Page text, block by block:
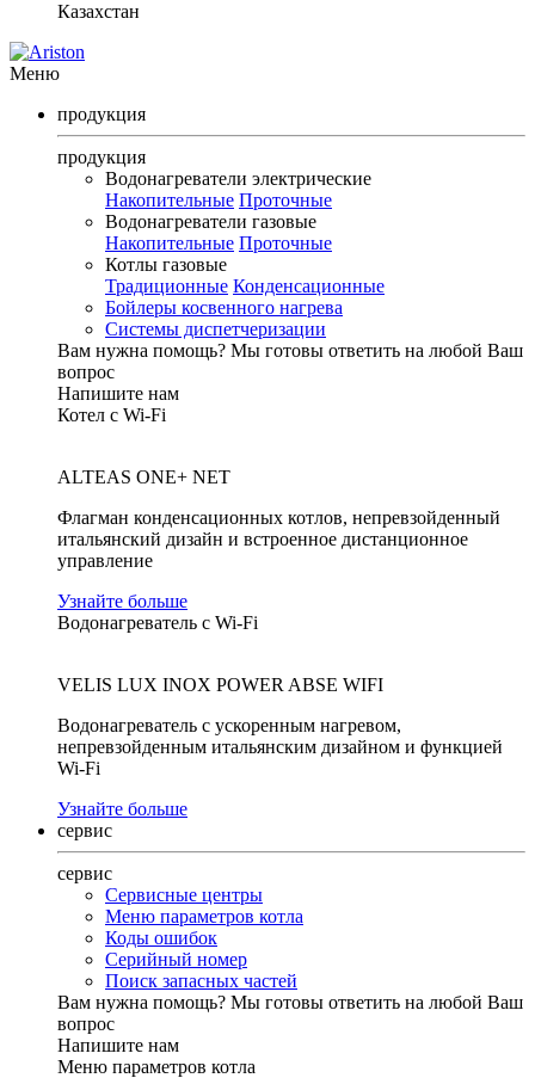
Казахстан
Меню
продукция
продукция
Водонагреватели электрические
Накопительные Проточные
Водонагреватели газовые
Накопительные Проточные
Котлы газовые
Традиционные Конденсационные
Бойлеры косвенного нагрева
Системы диспетчеризации
Вам нужна помощь? Мы готовы ответить на любой Ваш
вопрос
Напишите нам
Котел с Wi-Fi
ALTEAS ONE+ NET
Флагман конденсационных котлов, непревзойденный
итальянский дизайн и встроенное дистанционное
управление
Узнайте больше
Водонагреватель с Wi-Fi
VELIS LUX INOX POWER ABSE WIFI
Водонагреватель с ускоренным нагревом,
непревзойденным итальянским дизайном и функцией
Wi-Fi
Узнайте больше
сервис
сервис
Сервисные центры
Меню параметров котла
Коды ошибок
Серийный номер
Поиск запасных частей
Вам нужна помощь? Мы готовы ответить на любой Ваш
вопрос
Напишите нам
Меню параметров котла